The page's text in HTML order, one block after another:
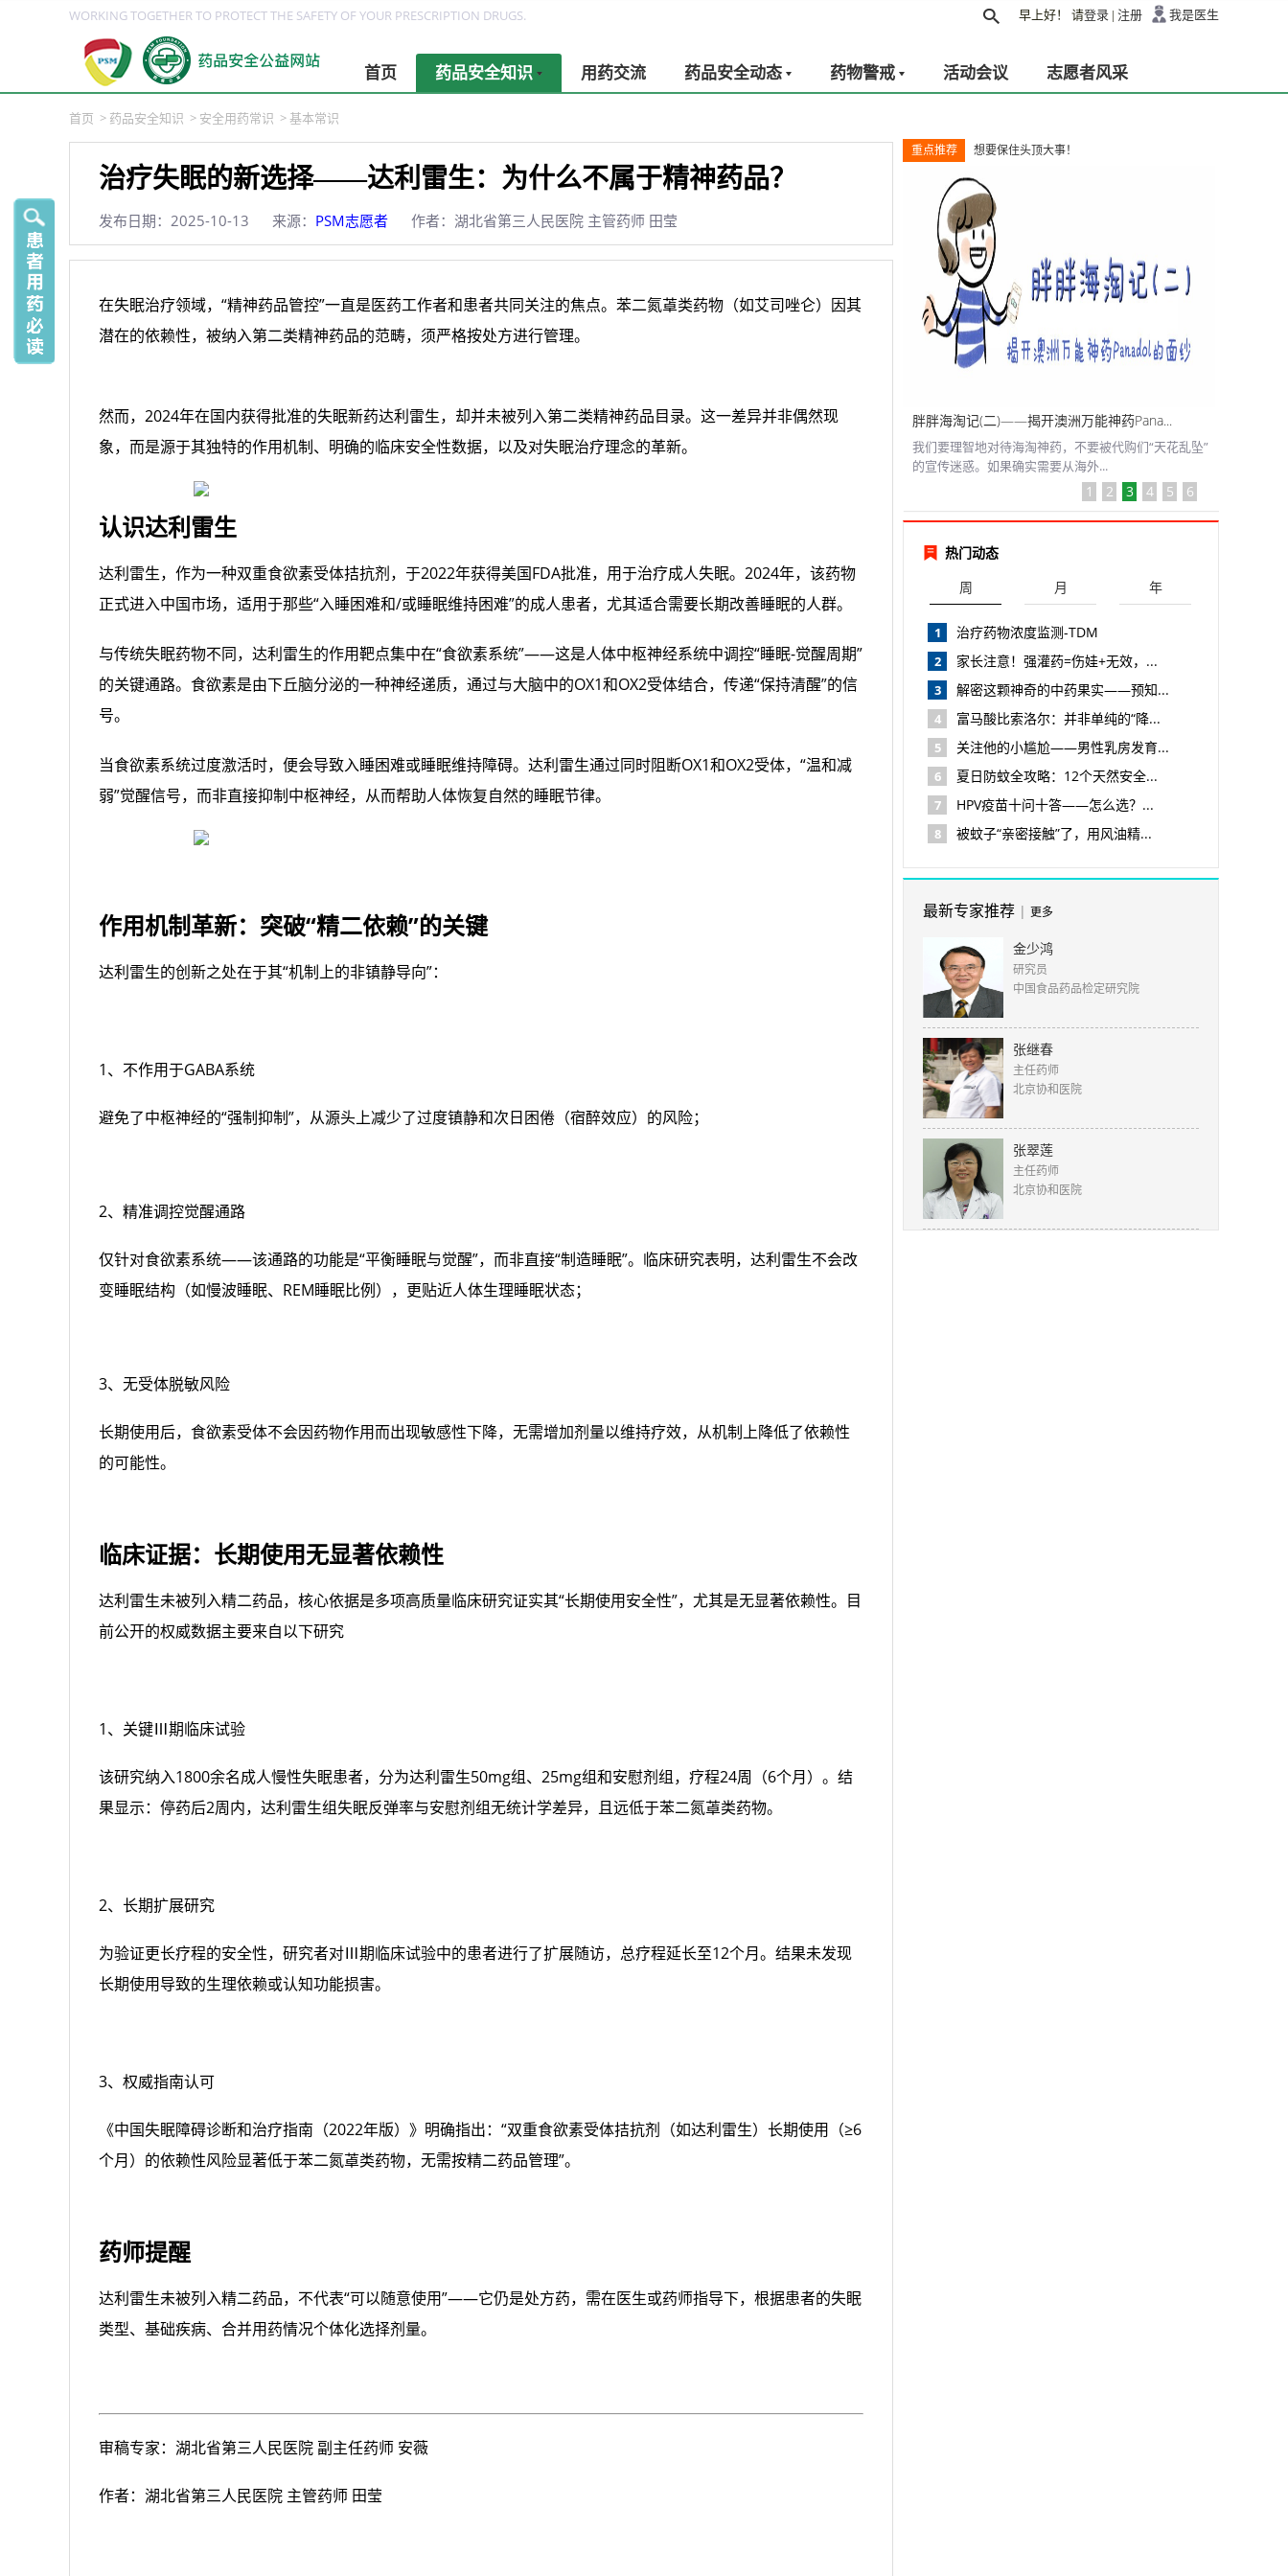
WORKING TOGETHER TO PROTECT THE SAFETY OF YOUR PRESCRIPTION DRUGS. 早上好！ 请登录 | 注册 我是医生
首页 药品安全知识 用药交流 药品安全动态 药物警戒 活动会议 志愿者风采
首页 > 药品安全知识 > 安全用药常识 >基本常识
治疗失眠的新选择——达利雷生：为什么不属于精神药品？
发布日期：2025-10-13 来源： PSM志愿者 作者：湖北省第三人民医院 主管药师 田莹
在失眠治疗领域，“精神药品管控”一直是医药工作者和患者共同关注的焦点。苯二氮䓬类药物（如艾司唑仑）因其
潜在的依赖性，被纳入第二类精神药品的范畴，须严格按处方进行管理。
然而，2024年在国内获得批准的失眠新药达利雷生，却并未被列入第二类精神药品目录。这一差异并非偶然现
象，而是源于其独特的作用机制、明确的临床安全性数据，以及对失眠治疗理念的革新。
认识达利雷生
达利雷生，作为一种双重食欲素受体拮抗剂，于2022年获得美国FDA批准，用于治疗成人失眠。2024年，该药物
正式进入中国市场，适用于那些“入睡困难和/或睡眠维持困难”的成人患者，尤其适合需要长期改善睡眠的人群。
与传统失眠药物不同，达利雷生的作用靶点集中在“食欲素系统”——这是人体中枢神经系统中调控“睡眠-觉醒周期”
的关键通路。食欲素是由下丘脑分泌的一种神经递质，通过与大脑中的OX1和OX2受体结合，传递“保持清醒”的信
号。
当食欲素系统过度激活时，便会导致入睡困难或睡眠维持障碍。达利雷生通过同时阻断OX1和OX2受体，“温和减
弱”觉醒信号，而非直接抑制中枢神经，从而帮助人体恢复自然的睡眠节律。
作用机制革新：突破“精二依赖”的关键
达利雷生的创新之处在于其“机制上的非镇静导向”：
1、不作用于GABA系统
避免了中枢神经的“强制抑制”，从源头上减少了过度镇静和次日困倦（宿醉效应）的风险；
2、精准调控觉醒通路
仅针对食欲素系统——该通路的功能是“平衡睡眠与觉醒”，而非直接“制造睡眠”。临床研究表明，达利雷生不会改
变睡眠结构（如慢波睡眠、REM睡眠比例），更贴近人体生理睡眠状态；
3、无受体脱敏风险
长期使用后，食欲素受体不会因药物作用而出现敏感性下降，无需增加剂量以维持疗效，从机制上降低了依赖性
的可能性。
临床证据：长期使用无显著依赖性
达利雷生未被列入精二药品，核心依据是多项高质量临床研究证实其“长期使用安全性”，尤其是无显著依赖性。目
前公开的权威数据主要来自以下研究
1、关键Ⅲ期临床试验
该研究纳入1800余名成人慢性失眠患者，分为达利雷生50mg组、25mg组和安慰剂组，疗程24周（6个月）。结
果显示：停药后2周内，达利雷生组失眠反弹率与安慰剂组无统计学差异，且远低于苯二氮䓬类药物。
2、长期扩展研究
为验证更长疗程的安全性，研究者对Ⅲ期临床试验中的患者进行了扩展随访，总疗程延长至12个月。结果未发现
长期使用导致的生理依赖或认知功能损害。
3、权威指南认可
《中国失眠障碍诊断和治疗指南（2022年版）》明确指出：“双重食欲素受体拮抗剂（如达利雷生）长期使用（≥6
个月）的依赖性风险显著低于苯二氮䓬类药物，无需按精二药品管理”。
药师提醒
达利雷生未被列入精二药品，不代表“可以随意使用”——它仍是处方药，需在医生或药师指导下，根据患者的失眠
类型、基础疾病、合并用药情况个体化选择剂量。
审稿专家：湖北省第三人民医院 副主任药师 安薇
作者：湖北省第三人民医院 主管药师 田莹
重点推荐 想要保住头顶大事！
胖胖海淘记(二)——揭开澳洲万能神药Pana...
我们要理智地对待海淘神药，不要被代购们“天花乱坠”
的宣传迷惑。如果确实需要从海外...
1 2 3 4 5 6
热门动态
周
月 年
1 治疗药物浓度监测-TDM
2 家长注意！强灌药=伤娃+无效，...
3 解密这颗神奇的中药果实——预知...
4 富马酸比索洛尔：并非单纯的“降...
5 关注他的小尴尬——男性乳房发育...
6 夏日防蚊全攻略：12个天然安全...
7 HPV疫苗十问十答——怎么选？...
8 被蚊子“亲密接触”了，用风油精...
最新专家推荐 | 更多
金少鸿
研究员
中国食品药品检定研究院
张继春
主任药师
北京协和医院
张翠莲
主任药师
北京协和医院